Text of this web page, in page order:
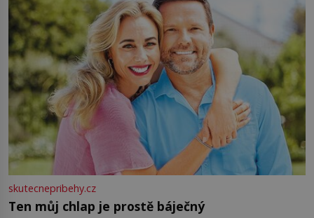
skutecnepribehy.cz
Ten můj chlap je prostě báječný